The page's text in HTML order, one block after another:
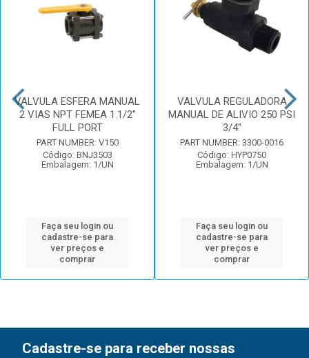
VALVULA ESFERA MANUAL
2 VIAS NPT FEMEA 1.1/2"
FULL PORT
PART NUMBER: V150
Código: BNJ3503
Embalagem: 1/UN
Faça seu login ou
cadastre-se para
ver preços e
comprar
VALVULA REGULADORA
MANUAL DE ALIVIO 250 PSI
3/4"
PART NUMBER: 3300-0016
Código: HYP0750
Embalagem: 1/UN
Faça seu login ou
cadastre-se para
ver preços e
comprar
Cadastre-se para receber nossas